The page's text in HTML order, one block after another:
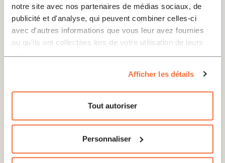
notre site avec nos partenaires de médias sociaux, de
publicité et d'analyse, qui peuvent combiner celles-ci
avec d'autres informations que vous leur avez fournies
ou qu'ils ont collectées lors de votre utilisation de leurs
services.
Afficher les détails
Tout autoriser
Personnaliser
notamment publié "La clarté des intentions" (Cerf,
1996)."